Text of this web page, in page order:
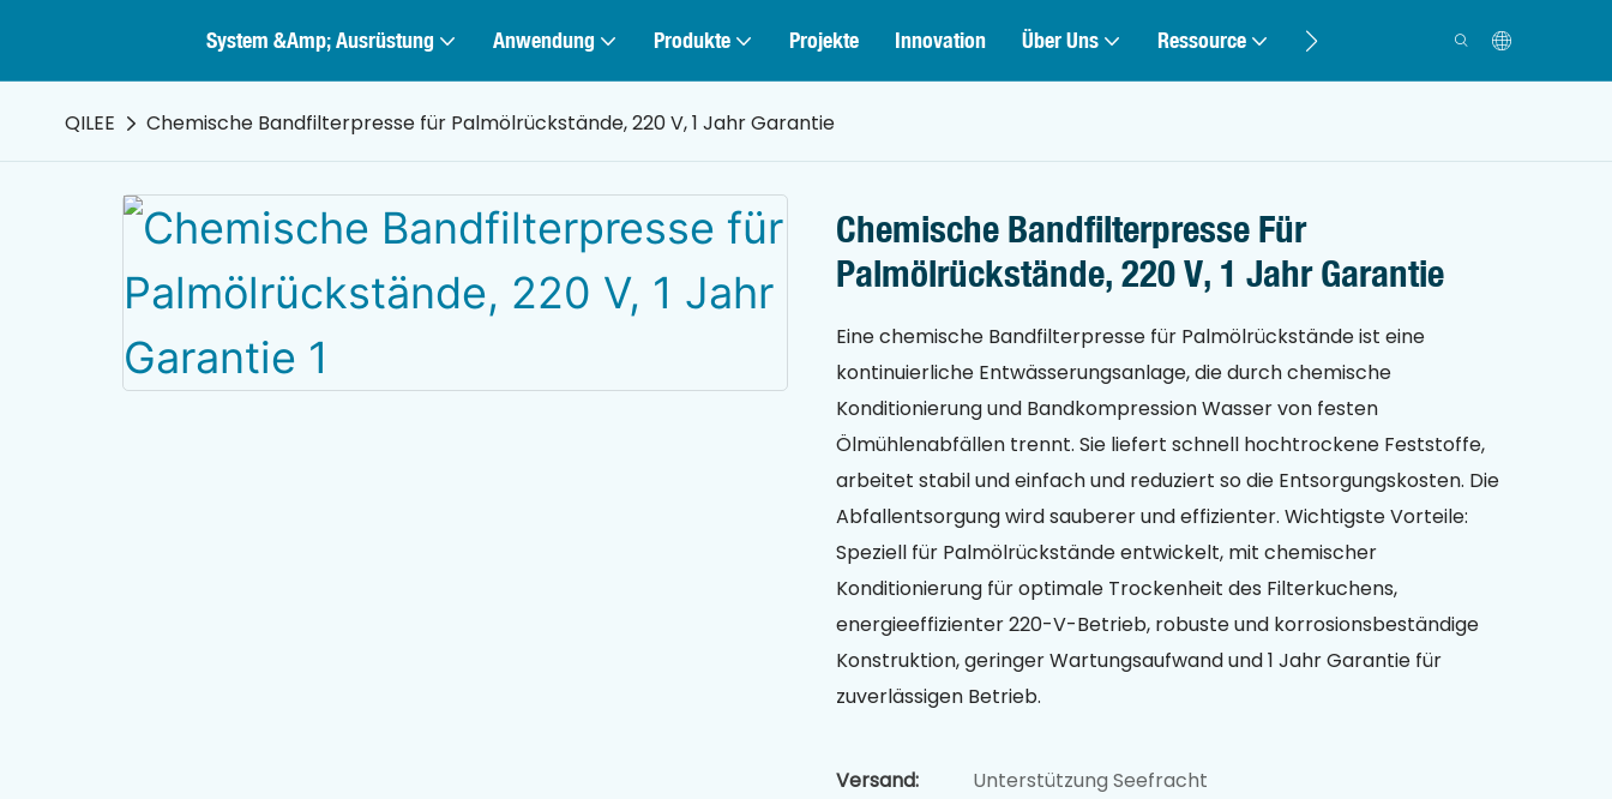
System &amp; Ausrüstung Anwendung Produkte Projekte Innovation Über Uns Ressource Kontakt
QILEE Chemische Bandfilterpresse für Palmölrückstände, 220 V, 1 Jahr Garantie
Chemische Bandfilterpresse Für
Palmölrückstände, 220 V, 1 Jahr Garantie
Eine chemische Bandfilterpresse für Palmölrückstände ist eine
kontinuierliche Entwässerungsanlage, die durch chemische
Konditionierung und Bandkompression Wasser von festen
Ölmühlenabfällen trennt. Sie liefert schnell hochtrockene Feststoffe,
arbeitet stabil und einfach und reduziert so die Entsorgungskosten. Die
Abfallentsorgung wird sauberer und effizienter. Wichtigste Vorteile:
Speziell für Palmölrückstände entwickelt, mit chemischer
Konditionierung für optimale Trockenheit des Filterkuchens,
energieeffizienter 220-V-Betrieb, robuste und korrosionsbeständige
Konstruktion, geringer Wartungsaufwand und 1 Jahr Garantie für
zuverlässigen Betrieb.
Versand:
Unterstützung Seefracht